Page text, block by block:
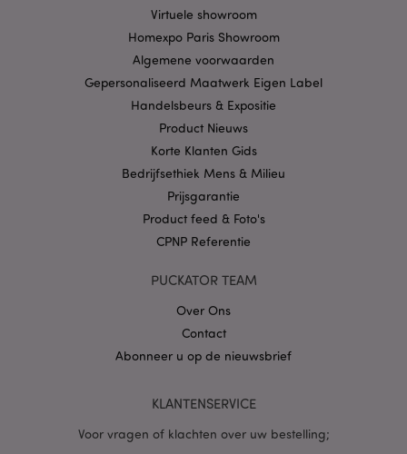
Virtuele showroom
Homexpo Paris Showroom
Algemene voorwaarden
Gepersonaliseerd Maatwerk Eigen Label
Handelsbeurs & Expositie
Product Nieuws
Korte Klanten Gids
Bedrijfsethiek Mens & Milieu
Prijsgarantie
Product feed & Foto's
CPNP Referentie
PUCKATOR TEAM
Over Ons
Contact
Abonneer u op de nieuwsbrief
KLANTENSERVICE
Voor vragen of klachten over uw bestelling;
CookieScriptConsent
.puckator.nl
mage-cache-storage
Adobe Inc.
www.puckator.nl
PHPSESSID
PHP.net